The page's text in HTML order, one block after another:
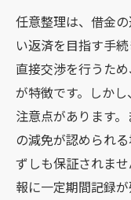
きポイントま
任意整理のメ
点で解説
初めての任意
いい？
任意整理は、借金
い返済を目指す手
直接交渉を行うた
が特徴です。しか
注意点があります
の減免が認められ
ずしも保証されま
報に一定期間記録